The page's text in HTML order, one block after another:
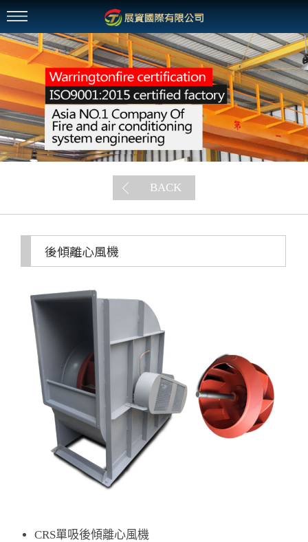
BACK
後傾離心風機
CRS單吸後傾離心風機